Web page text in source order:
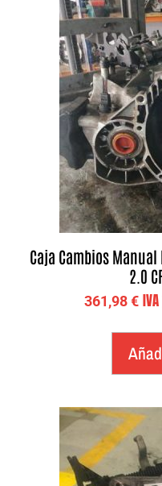
Caja Cambios
2.0
361,98€